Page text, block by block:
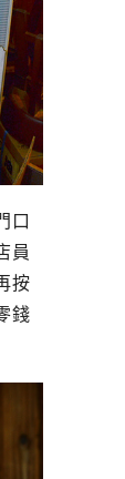
口
員
按
錢